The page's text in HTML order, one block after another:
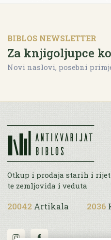
BIBLOS NEWSLETTER
Za knjigoljupce
Novi naslovi, posebni
Otkup i prodaja starih i
te zemljovida i veduta
20042 Artikala 2036